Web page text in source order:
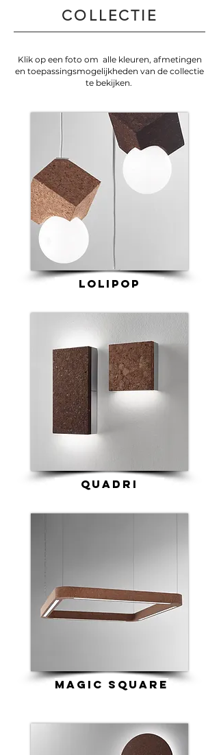
COLLECTIE
Klik op een foto om alle kleuren, afmetingen
en toepassingsmogelijkheden van de collectie
te bekijken.
Lolipop
quadri
magic square